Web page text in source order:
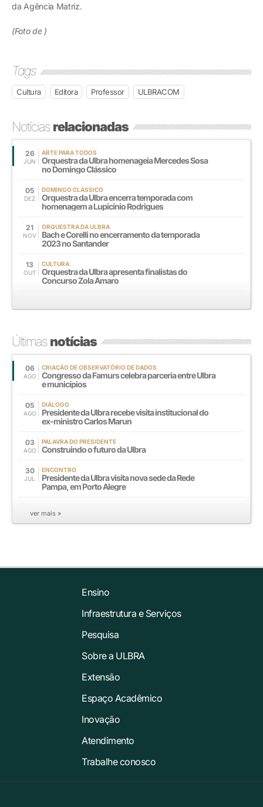
da Agência Matriz.
(Foto de )
Tags
Cultura Editora Professor ULBRACOM
Notíciasrelacionadas
26
JUN
ARTE PARA TODOS
Orquestra da Ulbra homenageia Mercedes Sosa
no Domingo Clássico
05
DEZ
DOMINGO CLÁSSICO
Orquestra da Ulbra encerra temporada com
homenagem a Lupicínio Rodrigues
21
NOV
ORQUESTRA DA ULBRA
Bach e Corelli no encerramento da temporada
2023 no Santander
13
OUT
CULTURA
Orquestra da Ulbra apresenta finalistas do
Concurso Zola Amaro
Últimasnotícias
06
AGO
CRIAÇÃO DE OBSERVATÓRIO DE DADOS
Congresso da Famurs celebra parceria entre Ulbra
e municípios
05
AGO
DIÁLOGO
Presidente da Ulbra recebe visita institucional do
ex-ministro Carlos Marun
03
AGO
PALAVRA DO PRESIDENTE
Construindo o futuro da Ulbra
30
JUL
ENCONTRO
Presidente da Ulbra visita nova sede da Rede
Pampa, em Porto Alegre
ver mais »
Ensino
Infraestrutura e Serviços
Pesquisa
Sobre a ULBRA
Extensão
Espaço Acadêmico
Inovação
Atendimento
Trabalhe conosco